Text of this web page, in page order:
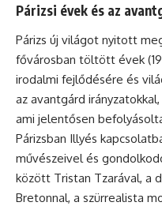
Párizsi évek és az
Párizs új világot nyitott
fővárosban töltött évek
irodalmi fejlődésére és
az avantgárd
ami jelentősen
Párizsban Illyés
művészeivel és
között Tristan Tzarával, a
Bretonnal, a szürrealista